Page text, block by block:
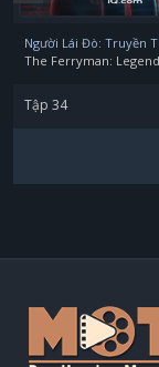
Tập 34